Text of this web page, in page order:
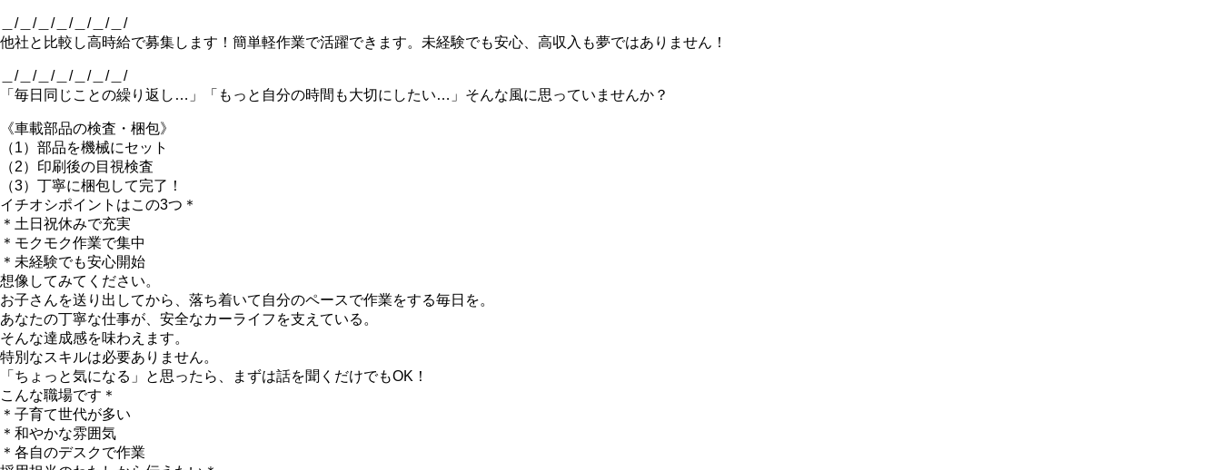
＿/＿/＿/＿/＿/＿/＿/
他社と比較し高時給で募集します！簡単軽作業で活躍できます。未経験でも安心、高収入も夢ではありません！
＿/＿/＿/＿/＿/＿/＿/
「毎日同じことの繰り返し…」「もっと自分の時間も大切にしたい…」そんな風に思っていませんか？
《車載部品の検査・梱包》
（1）部品を機械にセット
（2）印刷後の目視検査
（3）丁寧に梱包して完了！
イチオシポイントはこの3つ＊
＊土日祝休みで充実
＊モクモク作業で集中
＊未経験でも安心開始
想像してみてください。
お子さんを送り出してから、落ち着いて自分のペースで作業をする毎日を。
あなたの丁寧な仕事が、安全なカーライフを支えている。
そんな達成感を味わえます。
特別なスキルは必要ありません。
「ちょっと気になる」と思ったら、まずは話を聞くだけでもOK！
こんな職場です＊
＊子育て世代が多い
＊和やかな雰囲気
＊各自のデスクで作業